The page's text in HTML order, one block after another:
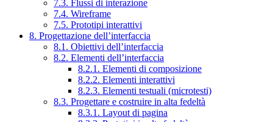
7.3. Flussi di interazione
7.4. Wireframe
7.5. Prototipi interattivi
8. Progettazione dell’interfaccia
8.1. Obiettivi dell’interfaccia
8.2. Elementi dell’interfaccia
8.2.1. Elementi di composizione
8.2.2. Elementi interattivi
8.2.3. Elementi testuali (microtesti)
8.3. Progettare e costruire in alta fedeltà
8.3.1. Layout di pagina